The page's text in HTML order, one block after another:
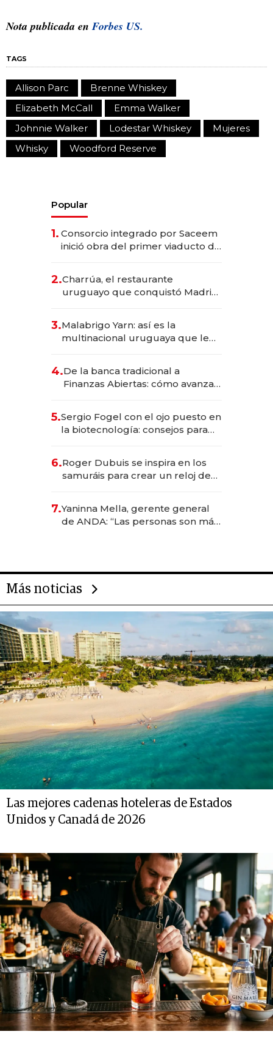
Nota publicada enForbes US.
TAGS
Allison Parc
Brenne Whiskey
Elizabeth McCall
Emma Walker
Johnnie Walker
Lodestar Whiskey
Mujeres
Whisky
Woodford Reserve
Popular
1. Consorcio integrado por Saceem
inició obra del primer viaducto de
millones
2.Charrúa, el restaurante
uruguayo que conquistó Madrid:
anticipación y prepara apertura
3.Malabrigo Yarn: así es la
multinacional uruguaya que le
4.De la banca tradicional a
Finanzas Abiertas: cómo avanza
5.Sergio Fogel con el ojo puesto en
la biotecnología: consejos para
6.Roger Dubuis se inspira en los
samuráis para crear un reloj de
7.Yaninna Mella, gerente general
de ANDA: “Las personas son más
Más noticias
Las mejores cadenas hoteleras de Estados
Unidos y Canadá de 2026